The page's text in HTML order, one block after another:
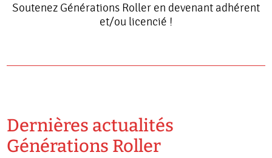
Soutenez Générations Roller en devenant adhérent
et/ou licencié !
Dernières actualités
Générations Roller